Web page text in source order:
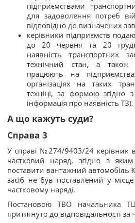
підприємствами
для задоволення потреб
відповідно до визначених
керівники підприємств
до 20 червня та 20
наявність транспортних
технічний стан, а також
працюють на
організаціях на таких
техніці, за формою згідно
інформація про наявність ТЗ).
А що кажуть суди?
Справа 3
У справі №274/9403/24 керівник
частковий наряд, згідно з
поставити вантажний автомобіль
засіб не був поставлений у
частковому наряді.
Постановою ТВО начальника
притягнуто до відповідальності за